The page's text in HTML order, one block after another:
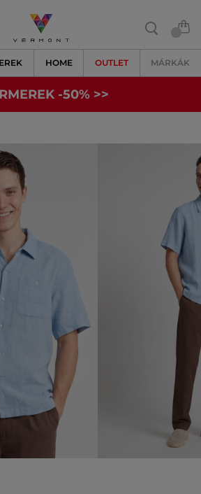
HOME OUTLET MÁRKÁK
-50% >>